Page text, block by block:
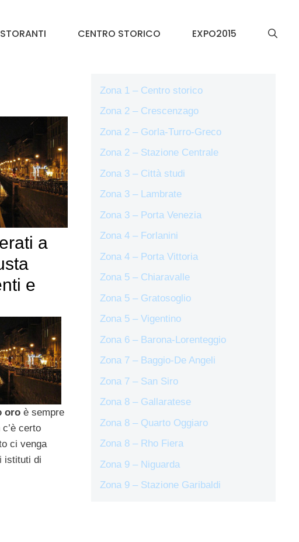
CENTRO STORICO EXPO2015
a
e
oroè sempre
certo
ci venga
istituti di
Zona 1 – Centro storico
Zona 2 – Crescenzago
Zona 2 – Gorla-Turro-Greco
Zona 2 – Stazione Centrale
Zona 3 – Città studi
Zona 3 – Lambrate
Zona 3 – Porta Venezia
Zona 4 – Forlanini
Zona 4 – Porta Vittoria
Zona 5 – Chiaravalle
Zona 5 – Gratosoglio
Zona 5 – Vigentino
Zona 6 – Barona-Lorenteggio
Zona 7 – Baggio-De Angeli
Zona 7 – San Siro
Zona 8 – Gallaratese
Zona 8 – Quarto Oggiaro
Zona 8 – Rho Fiera
Zona 9 – Niguarda
Zona 9 – Stazione Garibaldi